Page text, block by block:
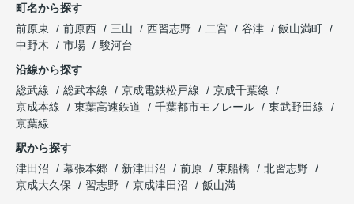
町名から探す
前原東
前原西 三山 西習志野 二宮 谷津
飯山満町
中野木
市場
駿河台
沿線から探す
総武線
総武本線 京成電鉄松戸線
京成千葉線
京成本線
東葉高速鉄道 千葉都市モノレール
東武野田線
京葉線
駅から探す
津田沼
幕張本郷 新津田沼 前原 東船橋
北習志野
京成大久保
習志野 京成津田沼 飯山満